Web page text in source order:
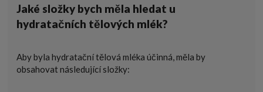
Jaké složky bych měla hledat u
hydratačních tělových mlék?
Aby byla hydratační tělová mléka účinná, měla by
obsahovat následující složky: